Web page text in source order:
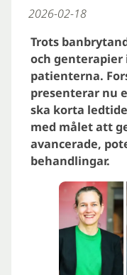
2026-02-18
Trots
och
patienterna.
presenterar nu
ska korta
med målet att
avancerade,
behandlingar.